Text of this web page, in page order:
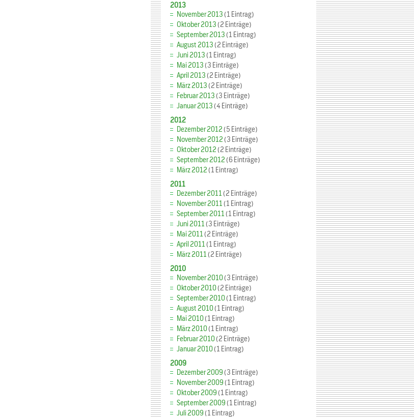
2013
November 2013(1 Eintrag)
Oktober 2013(2 Einträge)
September 2013(1 Eintrag)
August 2013(2 Einträge)
Juni 2013(1 Eintrag)
Mai 2013(3 Einträge)
April 2013(2 Einträge)
März 2013(2 Einträge)
Februar 2013(3 Einträge)
Januar 2013(4 Einträge)
2012
Dezember 2012(5 Einträge)
November 2012(3 Einträge)
Oktober 2012(2 Einträge)
September 2012(6 Einträge)
März 2012(1 Eintrag)
2011
Dezember 2011(2 Einträge)
November 2011(1 Eintrag)
September 2011(1 Eintrag)
Juni 2011(3 Einträge)
Mai 2011(2 Einträge)
April 2011(1 Eintrag)
März 2011(2 Einträge)
2010
November 2010(3 Einträge)
Oktober 2010(2 Einträge)
September 2010(1 Eintrag)
August 2010(1 Eintrag)
Mai 2010(1 Eintrag)
März 2010(1 Eintrag)
Februar 2010(2 Einträge)
Januar 2010(1 Eintrag)
2009
Dezember 2009(3 Einträge)
November 2009(1 Eintrag)
Oktober 2009(1 Eintrag)
September 2009(1 Eintrag)
Juli 2009(1 Eintrag)